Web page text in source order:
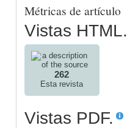
Métricas de artículo
Vistas HTML.
262
Esta revista
Vistas PDF.